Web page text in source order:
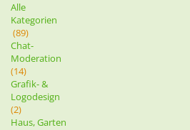
Alle
Kategorien
(89)
Chat-
Moderation
(14)
Grafik- &
Logodesign
(2)
Haus, Garten